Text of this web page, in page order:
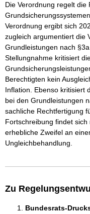
Die Verordnung regelt
Verordnung ergibt sich
zugleich argumentiert die
Grundleistungen nach
Stellungnahme kritisiert
Berechtigten kein
Inflation. Ebenso kritisiert
bei den Grundleistungen
sachliche Rechtfertigung
Fortschreibung findet
erhebliche Zweifel an
Ungleichbehandlung.
Zu
Bundesrats-